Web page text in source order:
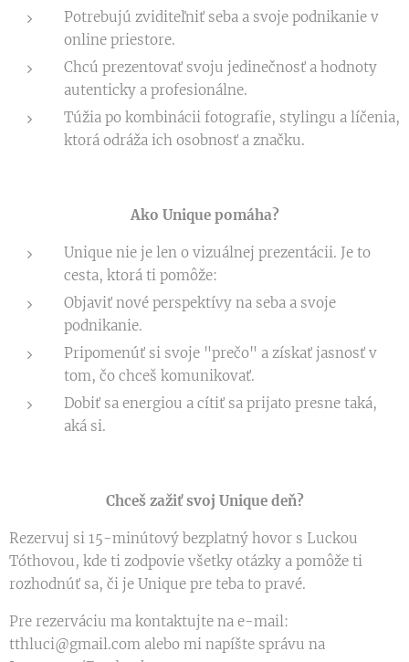
Potrebujú zviditeľniť seba a svoje podnikanie v
online priestore.
Chcú prezentovať svoju jedinečnosť a hodnoty
autenticky a profesionálne.
Túžia po kombinácii fotografie, stylingu a líčenia,
ktorá odráža ich osobnosť a značku.
Ako Unique pomáha?
Unique nie je len o vizuálnej prezentácii. Je to
cesta, ktorá ti pomôže:
Objaviť nové perspektívy na seba a svoje
podnikanie.
Pripomenúť si svoje "prečo" a získať jasnosť v
tom, čo chceš komunikovať.
Dobiť sa energiou a cítiť sa prijato presne taká,
aká si.
Chceš zažiť svoj Unique deň?
Rezervuj si 15-minútový bezplatný hovor s Luckou
Tóthovou, kde ti zodpovie všetky otázky a pomôže ti
rozhodnúť sa, či je Unique pre teba to pravé.
Pre rezerváciu ma kontaktujte na e-mail:
tthluci@gmail.com alebo mi napíšte správu na